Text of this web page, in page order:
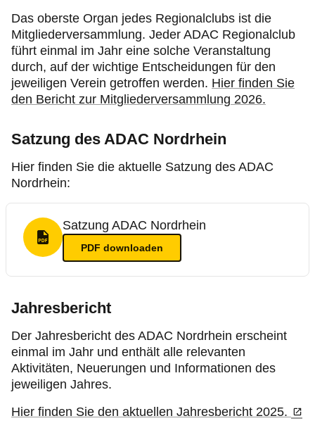
Das oberste Organ jedes Regionalclubs ist die
Mitgliederversammlung. Jeder ADAC Regionalclub
führt einmal im Jahr eine solche Veranstaltung
durch, auf der wichtige Entscheidungen für den
jeweiligen Verein getroffen werden. Hier finden Sie
den Bericht zur Mitgliederversammlung 2026.
Satzung des ADAC Nordrhein
Hier finden Sie die aktuelle Satzung des ADAC
Nordrhein:
PDF Format
Satzung ADAC Nordrhein
PDF downloaden
Jahresbericht
Der Jahresbericht des ADAC Nordrhein erscheint
einmal im Jahr und enthält alle relevanten
Aktivitäten, Neuerungen und Informationen des
jeweiligen Jahres.
Hier finden Sie den aktuellen Jahresbericht 2025.